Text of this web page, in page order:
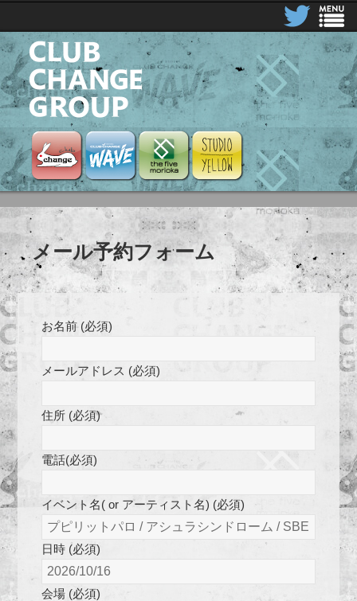
CLUB CHANGE GROUP
Club ChangeClub Change Wave
the five moriokaSTUDIO YELLOW
メール予約フォーム
お名前 (必須)
メールアドレス (必須)
住所 (必須)
電話(必須)
イベント名( or アーティスト名) (必須)
日時 (必須)
会場 (必須)